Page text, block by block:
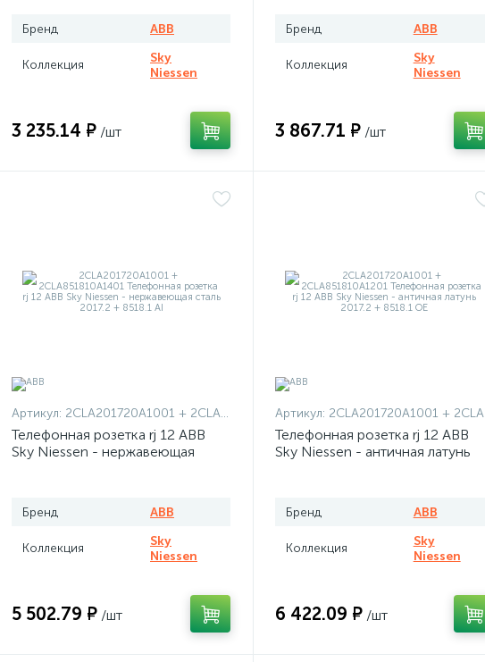
Бренд ABB
Коллекция
Sky
Niessen
3 235.14 ₽ /шт
Бренд ABB
Коллекция
Sky
Niessen
3 867.71 ₽ /шт
Артикул: 2CLA201720A1001 + 2CLA851810A1401
Телефонная розетка rj 12 ABB
Sky Niessen - нержавеющая
Бренд ABB
Коллекция
Sky
Niessen
5 502.79 ₽ /шт
Артикул: 2CLA201720A1001 + 2CLA851810A1201
Телефонная розетка rj 12 ABB
Sky Niessen - античная латунь
Бренд ABB
Коллекция
Sky
Niessen
6 422.09 ₽ /шт